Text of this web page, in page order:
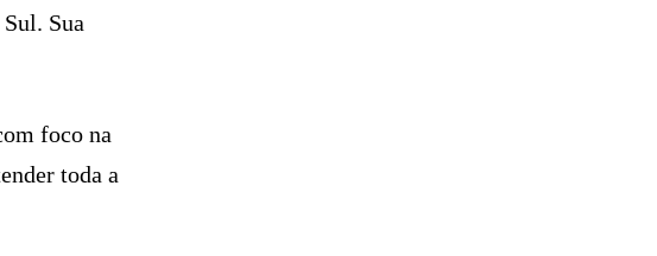
Sua
foco na
toda a